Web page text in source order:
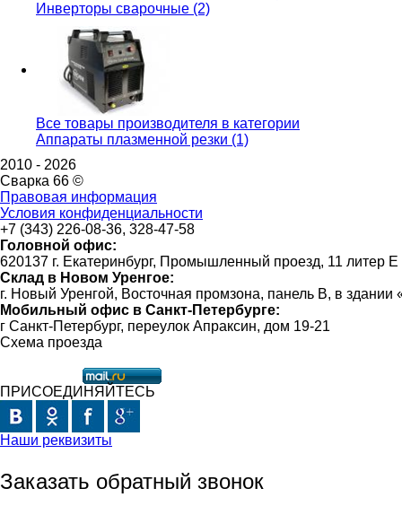
Инверторы сварочные (2)
Все товары производителя в категории
Аппараты плазменной резки (1)
2010 - 2026
Сварка 66 ©
Правовая информация
Условия конфиденциальности
+7 (343) 226-08-36, 328-47-58
Головной офис:
620137 г. Екатеринбург, Промышленный проезд, 11 литер Е
Склад в Новом Уренгое:
г. Новый Уренгой, Восточная промзона, панель В, в
Мобильный офис в Санкт-Петербурге:
г Санкт-Петербург, переулок Апраксин, дом 19-21
Схема проезда
ПРИСОЕДИНЯЙТЕСЬ
Наши реквизиты
Заказать обратный звонок